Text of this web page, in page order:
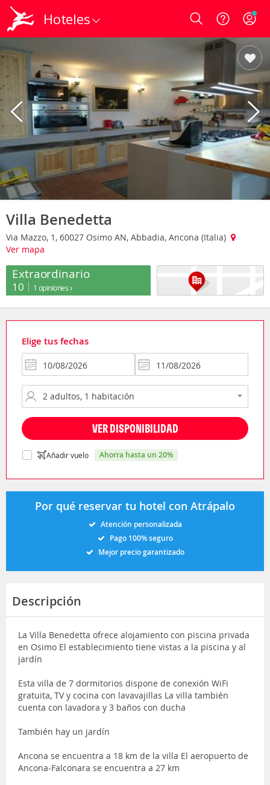
Hoteles Login
Villa Benedetta
Via Mazzo, 1, 60027 Osimo AN, Abbadia, Ancona (Italia)
Ver mapa
Extraordinario
10 1 opiniones
Elige tus fechas
VER DISPONIBILIDAD
Añadir vuelo ahorra hasta un 20%
Por qué reservar tu hotel con Atrápalo
Atención personalizada
Pago 100% seguro
Mejor precio garantizado
Descripción
La Villa Benedetta ofrece alojamiento con piscina privada
en Osimo El establecimiento tiene vistas a la piscina y al
jardín
Esta villa de 7 dormitorios dispone de conexión WiFi
gratuita, TV y cocina con lavavajillas La villa también
cuenta con lavadora y 3 baños con ducha
También hay un jardín
Ancona se encuentra a 18 km de la villa El aeropuerto de
Ancona-Falconara se encuentra a 27 km